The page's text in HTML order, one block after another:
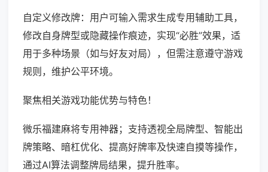
自定义修改牌：用户可输入需求生成专用辅助工具，
修改自身牌型或隐藏操作痕迹，实现“必胜”效果，适
用于多种场景（如与好友对局），但需注意遵守游戏
规则，维护公平环境。
聚焦相关游戏功能优势与特色！
微乐福建麻将专用神器；支持透视全局牌型、智能出
牌策略、暗杠优化、提高好牌率及快速自摸等操作，
通过AI算法调整牌局结果，提升胜率。